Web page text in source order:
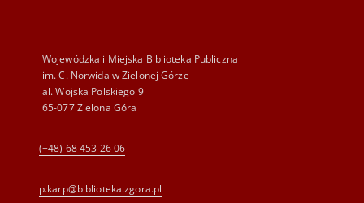
Wojewódzka i Miejska Biblioteka Publiczna
im. C. Norwida w Zielonej Górze
al. Wojska Polskiego 9
65-077 Zielona Góra
(+48) 68 453 26 06
p.karp@biblioteka.zgora.pl